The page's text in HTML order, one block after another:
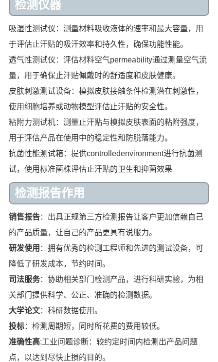
检测仪器
吸湿性测试仪：测量材料吸收液体的速率和最大容量，用
于评估止汗贴的吸汗效率和持久性，确保功能性能。
透气性测试仪：评估材料空气permeability通过测量空气流
量，用于确保止汗贴佩戴时的舒适度和皮肤健康。
皮肤刺激测试设备：模拟皮肤接触条件检测潜在刺激性，
使用细胞培养或动物模型评估止汗贴的安全性。
粘附力测试机：测量止汗贴与模拟皮肤表面的粘附强度，
用于评估产品在使用中的稳定性和防脱落能力。
抗菌性能测试箱：提供controlledenvironment进行抗菌测
试，使用标准菌株评估止汗贴的卫生和抑菌效果
检测报告作用
销售报告：出具正规第三方检测报告让客户更加信赖自己
的产品质量，让自己的产品更具有说服力。
研发使用 ：拥有优秀的检测工程师和先进的测试设备，可
降低了研发成本，节约时间。
司法服务：协助相关部门检测产品，进行科研实验，为相
关部门提供科学、公正、准确的检测数据。
大学论文：科研数据使用。
投标：检测周期短，同时所花费的费用较低。
准确性高;工业问题诊断：较约定时间内检测出产品问题
点，以达到尽快止损的目的。